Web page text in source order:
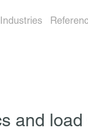
Industries
and